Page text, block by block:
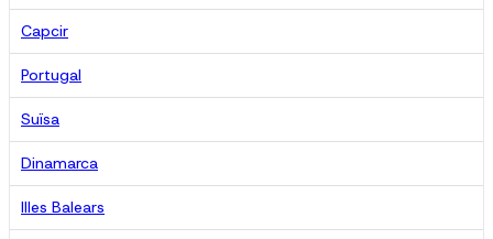
Capcir
Portugal
Suïsa
Dinamarca
Illes Balears